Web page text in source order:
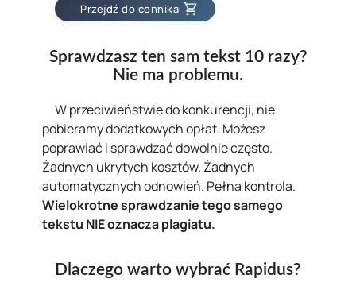
Przejdź do cennika
Sprawdzasz ten sam tekst 10 razy?
Nie ma problemu.
W przeciwieństwie do konkurencji, nie
pobieramy dodatkowych opłat. Możesz
poprawiać i sprawdzać dowolnie często.
Żadnych ukrytych kosztów. Żadnych
automatycznych odnowień. Pełna kontrola.
Wielokrotne sprawdzanie tego samego
tekstu NIE oznacza plagiatu.
Dlaczego warto wybrać Rapidus?